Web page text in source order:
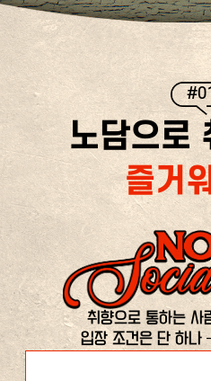
노담으로
즐거
취향으로 통하는 사
입장 조건은 단 하나